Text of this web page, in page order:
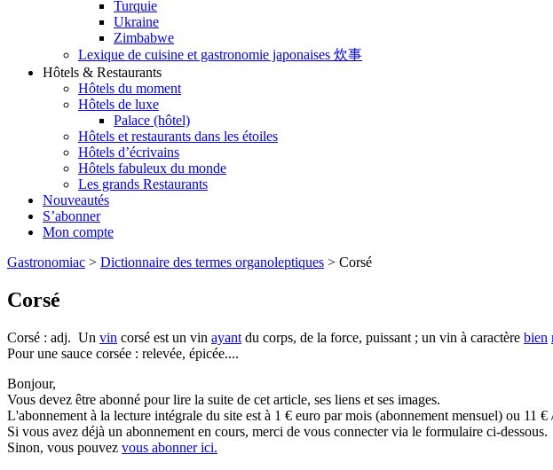
Turquie
Ukraine
Zimbabwe
Lexique de cuisine et gastronomie japonaises 炊事
Hôtels & Restaurants
Hôtels du moment
Hôtels de luxe
Palace (hôtel)
Hôtels et restaurants dans les étoiles
Hôtels d’écrivains
Hôtels fabuleux du monde
Les grands Restaurants
Nouveautés
S’abonner
Mon compte
Gastronomiac > Dictionnaire des termes organoleptiques > Corsé
Corsé
Corsé : adj. Un vin corsé est un vin ayant du corps, de la force, puissant ; un vin à caractère bien
Pour une sauce corsée : relevée, épicée....
Bonjour,
Vous devez être abonné pour lire la suite de cet article, ses liens et ses images.
L'abonnement à la lecture intégrale du site est à 1 € euro par mois (abonnement mensuel) ou 11
Si vous avez déjà un abonnement en cours, merci de vous connecter via le formulaire ci-dessous.
Sinon, vous pouvez vous abonner ici.